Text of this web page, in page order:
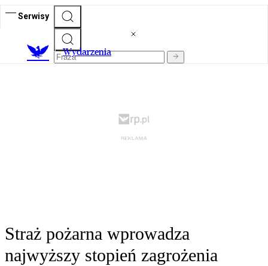
Serwisy
Wydarzenia
Straż pożarna wprowadza
najwyższy stopień zagrożenia